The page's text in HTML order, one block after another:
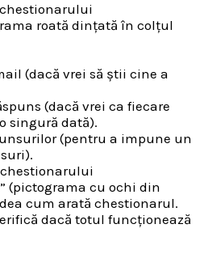
roată dințată în colțul
(dacă vrei să știi cine a
(dacă vrei ca fiecare
singură dată).
(pentru a impune un
chestionarului
(pictograma cu ochi din
cum arată chestionarul.
dacă totul funcționează